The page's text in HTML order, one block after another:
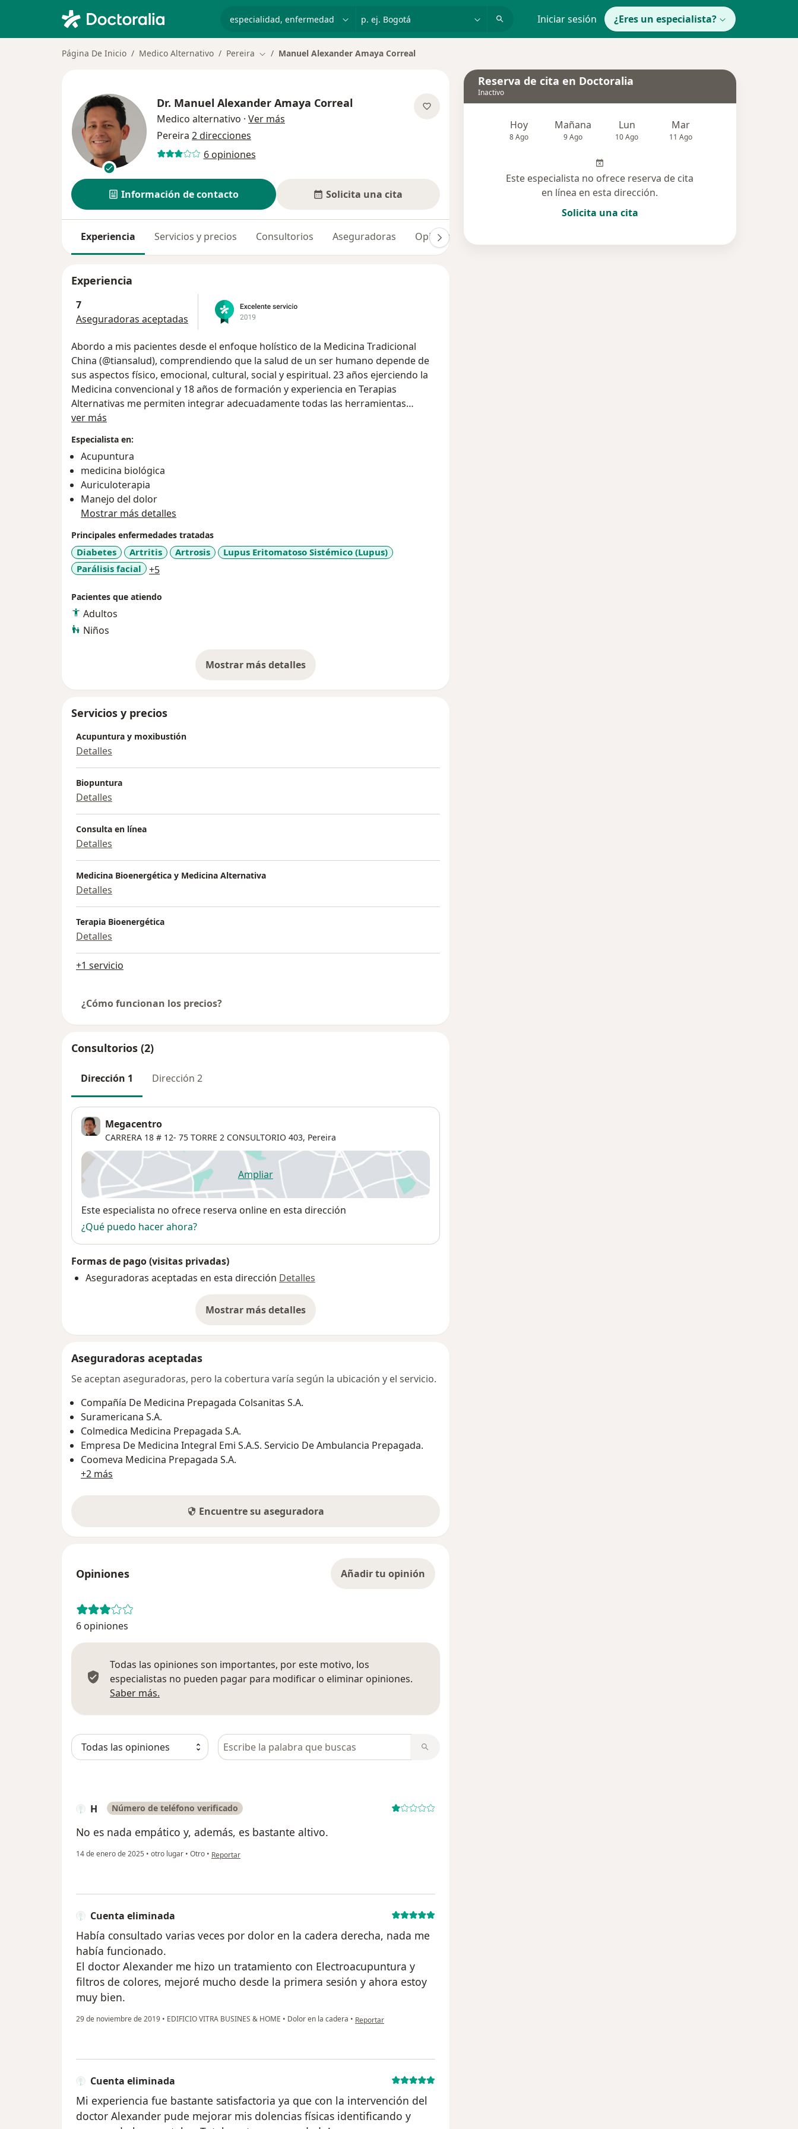
p. ej. Bogotá Iniciar sesión ¿Eres un especialista?
Página De Inicio Medico Alternativo Pereira Cambiar de ciudad
Manuel Alexander Amaya Correal
Dr. Manuel Alexander Amaya Correal
Medico alternativo · Ver más
Pereira 2 direcciones
6 opiniones
Información de contacto Solicita una cita
Experiencia Servicios y precios Consultorios Aseguradoras Opiniones (6)
Experiencia
7
Aseguradoras aceptadas
Abordo a mis pacientes desde el enfoque holístico de la Medicina Tradicional
China (@tiansalud), comprendiendo que la salud de un ser humano depende de
sus aspectos físico, emocional, cultural, social y espiritual. 23 años ejerciendo la
Medicina convencional y 18 años de formación y experiencia en Terapias
Alternativas me permiten integrar adecuadamente todas las herramientas
terapéuticas disponibles en pro del bienestar de mis pacientes.
ver más
Especialista en:
Acupuntura
medicina biológica
Auriculoterapia
Manejo del dolor
Mostrar más detalles
Principales enfermedades tratadas
Diabetes Artritis Artrosis
Lupus Eritomatoso Sistémico (Lupus)
Parálisis facial
+5a11y_sr_more_diseases
Pacientes que atiendo
Adultos
Niños
Mostrar más detalles
sobre la experiencia
Servicios y precios
Acupuntura y moxibustión
Detalles
Biopuntura
Detalles
Consulta en línea
Detalles
Medicina Bioenergética y Medicina Alternativa
Detalles
Terapia Bioenergética
Detalles
+1 servicio
¿Cómo funcionan los precios?
Consultorios (2)
Dirección 1 Dirección 2
Megacentro
CARRERA 18 # 12- 75 TORRE 2 CONSULTORIO 403, Pereira
Ampliarse abre en una nueva pestaña
Disponibilidad
Este especialista no ofrece reserva online en esta dirección
¿Qué puedo hacer ahora?
Formas de pago (visitas privadas)
Aseguradoras aceptadas en esta dirección Detalles
Mostrar más detalles
sobre la dirección
Aseguradoras aceptadas
Se aceptan aseguradoras, pero la cobertura varía según la ubicación y el servicio.
Compañía De Medicina Prepagada Colsanitas S.A.
Suramericana S.A.
Colmedica Medicina Prepagada S.A.
Empresa De Medicina Integral Emi S.A.S. Servicio De Ambulancia Prepagada.
Coomeva Medicina Prepagada S.A.
+2 más
Encuentre su aseguradora
Opiniones Añadir tu opinión
6 opiniones
Todas las opiniones son importantes, por este motivo, los
especialistas no pueden pagar para modificar o eliminar opiniones.
Saber más.
Busca en opiniones
H Número de teléfono verificado
No es nada empático y, además, es bastante altivo.
14 de enero de 2025 • otro lugar • Otro • en opinión del usuario H
Reportar
Cuenta eliminada
Había consultado varias veces por dolor en la cadera derecha, nada me
había funcionado.
El doctor Alexander me hizo un tratamiento con Electroacupuntura y
filtros de colores, mejoré mucho desde la primera sesión y ahora estoy
muy bien.
29 de noviembre de 2019 • EDIFICIO VITRA BUSINES & HOME • Dolor en la cadera • en opinión del usuario Cuenta eliminada
Reportar
Cuenta eliminada
Mi experiencia fue bastante satisfactoria ya que con la intervención del
doctor Alexander pude mejorar mis dolencias físicas identificando y
Reserva de cita en Doctoralia
Inactivo
Hoy
8 Ago
Mañana
9 Ago
Lun
10 Ago
Mar
11 Ago
Este especialista no ofrece reserva de cita
en línea en esta dirección.
Solicita una cita